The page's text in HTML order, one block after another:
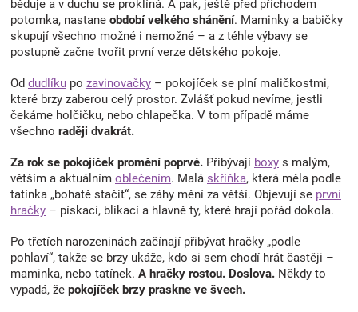
r
v
k
y
ý
p
i
běduje a v duchu se proklíná. A pak, ještě před příchodem
potomka, nastane období velkého shánění. Maminky a babičky
skupují všechno možné i nemožné – a z téhle výbavy se
postupně začne tvořit první verze dětského pokoje.
Od dudlíku po zavinovačky – pokojíček se plní maličkostmi,
které brzy zaberou celý prostor. Zvlášť pokud nevíme, jestli
čekáme holčičku, nebo chlapečka. V tom případě máme
všechno raději dvakrát.
Za rok se pokojíček promění poprvé. Přibývají boxy s malým,
větším a aktuálním oblečením. Malá skříňka, která měla podle
tatínka „bohatě stačit“, se záhy mění za větší. Objevují se první
hračky – pískací, blikací a hlavně ty, které hrají pořád dokola.
Po třetích narozeninách začínají přibývat hračky „podle
pohlaví“, takže se brzy ukáže, kdo si sem chodí hrát častěji –
maminka, nebo tatínek. A hračky rostou. Doslova. Někdy to
vypadá, že pokojíček brzy praskne ve švech.